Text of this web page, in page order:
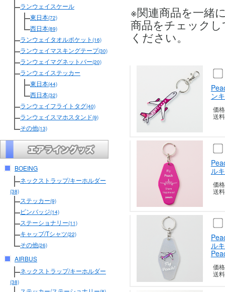
ランウェイスケール
東日本(72)
西日本(89)
ランウェイタオルポケット (16)
ランウェイマスキングテープ(30)
ランウェイマグネットバー(20)
ランウェイステッカー
東日本(44)
西日本(32)
ランウェイフライトタグ(40)
ランウェイスマホスタンド(9)
その他(13)
BOEING
ネックストラップ/キーホルダー
(38)
ステッカー(9)
ピンバッジ(14)
ステーショナリー(11)
キャップ/Tシャツ(22)
その他(26)
AIRBUS
ネックストラップ/キーホルダー
(38)
※関連商品を一緒
商品をチェック
ください。
ン
価
送
ル
価
送
ル
価
送